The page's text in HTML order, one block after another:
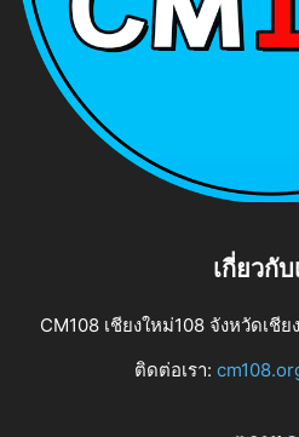
เกี่ยวกับ
CM108 เชียงใหม่108 จังหวัดเชี
ติดต่อเรา: